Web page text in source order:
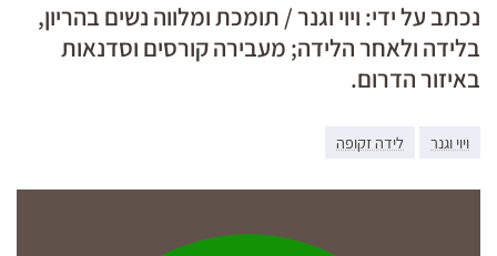
נכתב על ידי: ויוי וגנר / תומכת ומלווה נשים בהריון,
בלידה ולאחר הלידה; מעבירה קורסים וסדנאות
באיזור הדרום.
ויוי וגנר לידה זקופה